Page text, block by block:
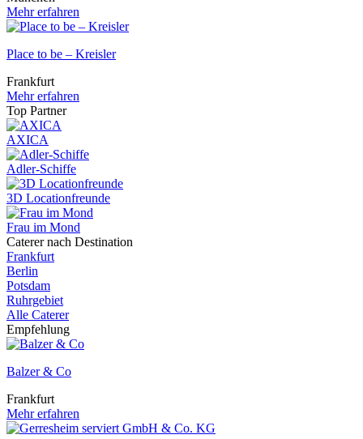
Mehr erfahren
Place to be – Kreisler
Frankfurt
Mehr erfahren
Top Partner
AXICA
Adler-Schiffe
3D Locationfreunde
Frau im Mond
Caterer nach Destination
Frankfurt
Berlin
Potsdam
Ruhrgebiet
Alle Caterer
Empfehlung
Balzer & Co
Frankfurt
Mehr erfahren